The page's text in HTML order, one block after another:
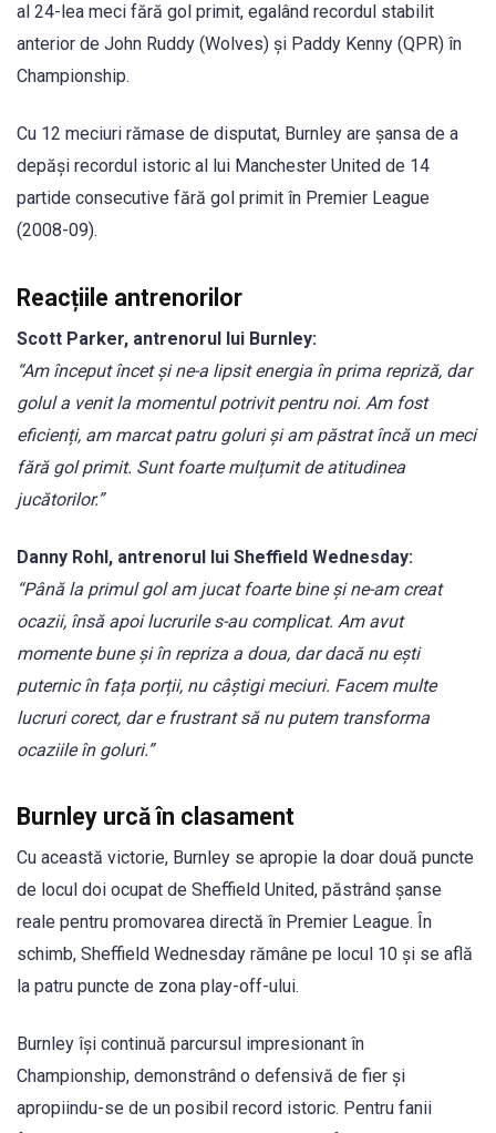
al 24-lea meci fără gol primit, egalând recordul stabilit
anterior de John Ruddy (Wolves) și Paddy Kenny (QPR) în
Championship.
Cu 12 meciuri rămase de disputat, Burnley are șansa de a
depăși recordul istoric al lui Manchester United de 14
partide consecutive fără gol primit în Premier League
(2008-09).
Reacțiile antrenorilor
Scott Parker, antrenorul lui Burnley:
“Am început încet și ne-a lipsit energia în prima repriză, dar
golul a venit la momentul potrivit pentru noi. Am fost
eficienți, am marcat patru goluri și am păstrat încă un meci
fără gol primit. Sunt foarte mulțumit de atitudinea
jucătorilor.”
Danny Rohl, antrenorul lui Sheffield Wednesday:
“Până la primul gol am jucat foarte bine și ne-am creat
ocazii, însă apoi lucrurile s-au complicat. Am avut
momente bune și în repriza a doua, dar dacă nu ești
puternic în fața porții, nu câștigi meciuri. Facem multe
lucruri corect, dar e frustrant să nu putem transforma
ocaziile în goluri.”
Burnley urcă în clasament
Cu această victorie, Burnley se apropie la doar două puncte
de locul doi ocupat de Sheffield United, păstrând șanse
reale pentru promovarea directă în Premier League. În
schimb, Sheffield Wednesday rămâne pe locul 10 și se află
la patru puncte de zona play-off-ului.
Burnley își continuă parcursul impresionant în
Championship, demonstrând o defensivă de fier și
apropiindu-se de un posibil record istoric. Pentru fanii